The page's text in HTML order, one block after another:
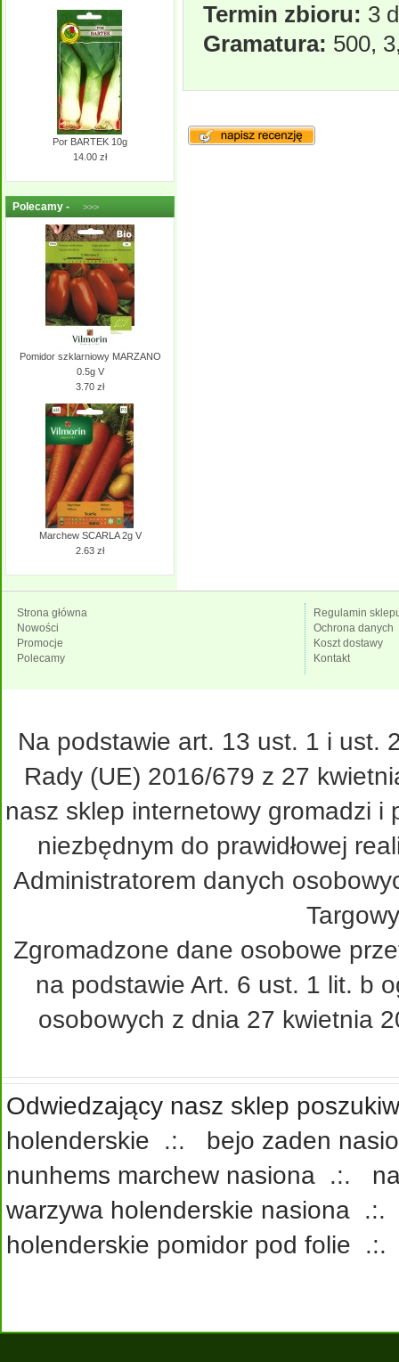
Por BARTEK 10g
14.00 zł
Polecamy - >>>
Pomidor szklarniowy MARZANO
0.5g V
3.70 zł
Marchew SCARLA 2g V
2.63 zł
Termin zbioru: 3
Gramatura: 500,
Strona główna
Nowości
Promocje
Polecamy
Regulamin
Ochrona danych
Koszt dostawy
Kontakt
Na podstawie art. 13 ust. 1 i ust.
Rady (UE) 2016/679 z 27
nasz sklep internetowy gromadzi
niezbędnym do prawidłowej
Administratorem danych
Zgromadzone dane osobowe
na podstawie Art. 6 ust. 1 lit. b
osobowych z dnia 27 kwietnia
Odwiedzający nasz sklep
holenderskie .:. bejo zaden
nunhems marchew nasiona .:.
warzywa holenderskie nasiona
holenderskie pomidor pod folie